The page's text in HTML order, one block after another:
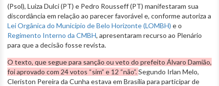
(Psol), Luiza Dulci (PT) e Pedro Rousseff (PT) manifestaram sua
discordância em relação ao parecer favorável e, conforme autoriza a
Lei Orgânica do Município de Belo Horizonte (LOMBH) e o
Regimento Interno da CMBH, apresentaram recurso ao Plenário
para que a decisão fosse revista.
O texto, que segue para sanção ou veto do prefeito Álvaro Damião,
foi aprovado com 24 votos “sim” e 12 “não”.Segundo Irlan Melo,
Cleriston Pereira da Cunha estava em Brasília para participar de